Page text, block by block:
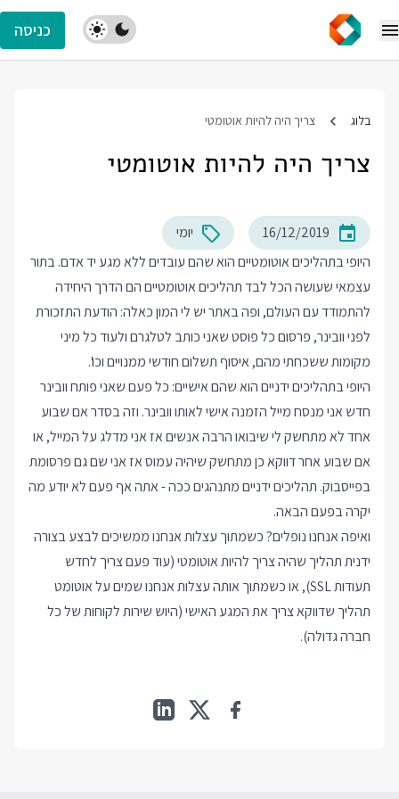
כניסה
בלוג צריך היה להיות אוטומטי
צריך היה להיות אוטומטי
16/12/2019
יומי
היופי בתהליכים אוטומטיים הוא שהם עובדים ללא מגע יד אדם. בתור
עצמאי שעושה הכל לבד תהליכים אוטומטיים הם הדרך היחידה
להתמודד עם העולם, ופה באתר יש לי המון כאלה: הודעת התזכורת
לפני וובינר, פרסום כל פוסט שאני כותב לטלגרם ולעוד כל מיני
מקומות ששכחתי מהם, איסוף תשלום חודשי ממנויים וכו'.
היופי בתהליכים ידניים הוא שהם אישיים: כל פעם שאני פותח וובינר
חדש אני מנסח מייל הזמנה אישי לאותו וובינר. וזה בסדר אם שבוע
אחד לא מתחשק לי שיבואו הרבה אנשים אז אני מדלג על המייל, או
אם שבוע אחר דווקא כן מתחשק שיהיה עמוס אז אני שם גם פרסומת
בפייסבוק. תהליכים ידניים מתנהגים ככה - אתה אף פעם לא יודע מה
יקרה בפעם הבאה.
ואיפה אנחנו נופלים? כשמתוך עצלות אנחנו ממשיכים לבצע בצורה
ידנית תהליך שהיה צריך להיות אוטומטי (עוד פעם צריך לחדש
תעודות SSL), או כשמתוך אותה עצלות אנחנו שמים על אוטומט
תהליך שדווקא צריך את המגע האישי (היוש שירות לקוחות של כל
חברה גדולה).